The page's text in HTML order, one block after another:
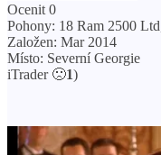
Ocenit 0
Pohony: 18 Ram 2500
Založen: Mar 2014
Místo: Severní Georgie
iTrader 🙁1)